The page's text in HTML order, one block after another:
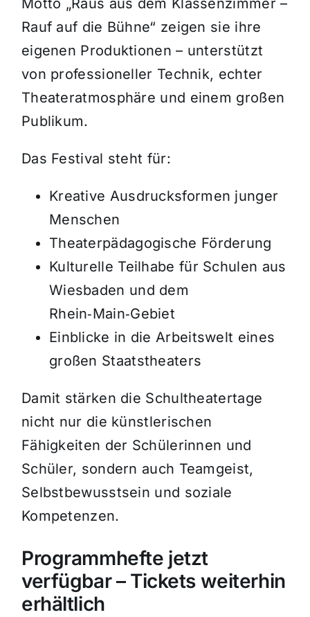
Motto „Raus aus dem Klassenzimmer –
Rauf auf die Bühne“ zeigen sie ihre
eigenen Produktionen – unterstützt
von professioneller Technik, echter
Theateratmosphäre und einem großen
Publikum.
Das Festival steht für:
Kreative Ausdrucksformen junger
Menschen
Theaterpädagogische Förderung
Kulturelle Teilhabe für Schulen aus
Wiesbaden und dem
Rhein‑Main‑Gebiet
Einblicke in die Arbeitswelt eines
großen Staatstheaters
Damit stärken die Schultheatertage
nicht nur die künstlerischen
Fähigkeiten der Schülerinnen und
Schüler, sondern auch Teamgeist,
Selbstbewusstsein und soziale
Kompetenzen.
Programmhefte jetzt
verfügbar – Tickets weiterhin
erhältlich